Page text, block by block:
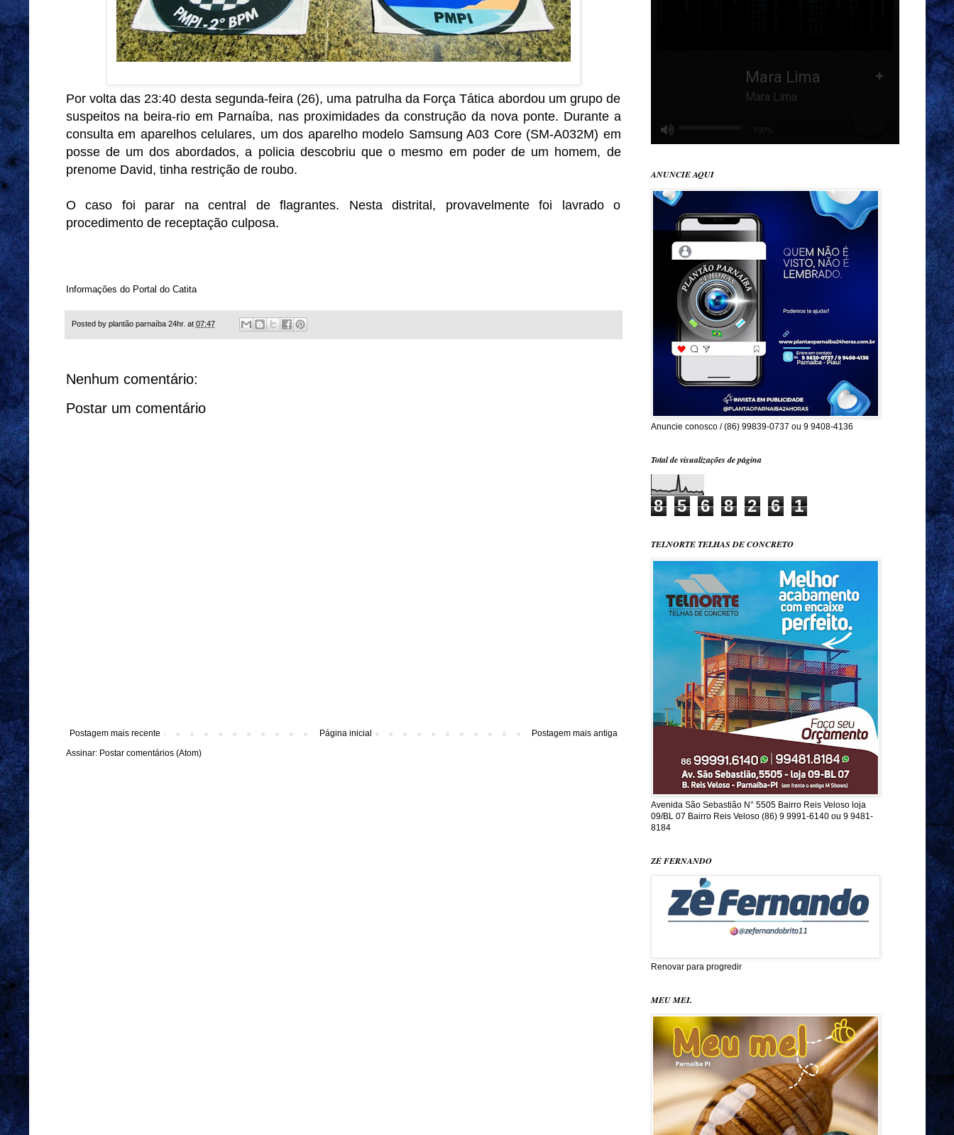
Por volta das 23:40 desta segunda-feira (26), uma patrulha da Força Tática abordou um grupo de
suspeitos na beira-rio em Parnaíba, nas proximidades da construção da nova ponte. Durante a
consulta em aparelhos celulares, um dos aparelho modelo Samsung A03 Core (SM-A032M) em
posse de um dos abordados, a policia descobriu que o mesmo em poder de um homem, de
prenome David, tinha restrição de roubo.
O caso foi parar na central de flagrantes. Nesta distrital, provavelmente foi lavrado o
procedimento de receptação culposa.
Informações do Portal do Catita
Posted by plantão parnaíba 24hr. at 07:47
Nenhum comentário:
Postar um comentário
Postagem mais recente Postagem mais antiga
Página inicial
Assinar: Postar comentários (Atom)
ANUNCIE AQUI
Anuncie conosco / (86) 99839-0737 ou 9 9408-4136
Total de visualizações de página
8 5 6 8 2 6 1
TELNORTE TELHAS DE CONCRETO
Avenida São Sebastião N° 5505 Bairro Reis Veloso loja
09/BL 07 Bairro Reis Veloso (86) 9 9991-6140 ou 9 9481-
8184
ZÉ FERNANDO
Renovar para progredir
MEU MEL